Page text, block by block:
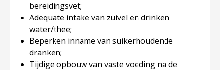
bereidingsvet;
Adequate intake van zuivel en drinken
water/thee;
Beperken inname van suikerhoudende
dranken;
Tijdige opbouw van vaste voeding na de